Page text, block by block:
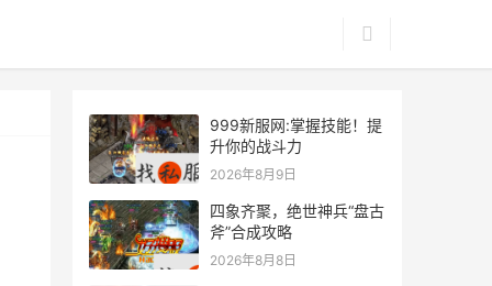
999新服网:掌握技能！提
升你的战斗力
2026年8月9日
四象齐聚，绝世神兵“盘古
斧”合成攻略
2026年8月8日